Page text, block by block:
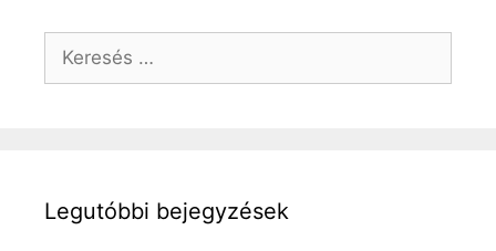
Keresés:
Legutóbbi bejegyzések